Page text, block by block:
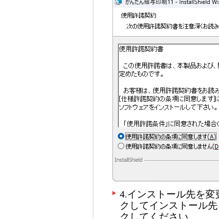
4.インストール先を
クしてインストール
クしてください。